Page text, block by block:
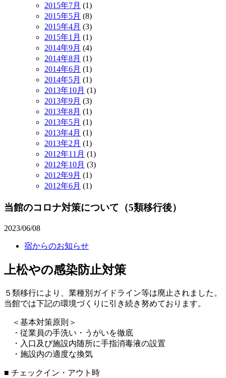
2015年7月 (1)
2015年5月 (8)
2015年4月 (3)
2015年1月 (1)
2014年9月 (4)
2014年8月 (1)
2014年6月 (1)
2014年5月 (1)
2013年10月 (1)
2013年9月 (3)
2013年8月 (1)
2013年5月 (1)
2013年4月 (1)
2013年2月 (1)
2012年11月 (1)
2012年10月 (3)
2012年9月 (1)
2012年6月 (1)
当館のコロナ対策について（5類移行後）
2023/06/08
宿からのお知らせ
上松やの感染防止対策
５類移行により、業種別ガイドライン等は廃止されました。
当館では下記の環境づくりに引き続き努めております。
＜基本対策原則＞
・従業員の手洗い・うがいを徹底
・入口及び施設内随所に手指消毒液の設置
・施設内の適度な換気
■ チェックイン・アウト時